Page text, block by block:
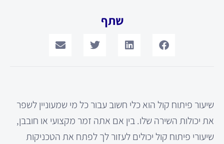
שתף
שיעור פיתוח קול הוא כלי חשוב עבור כל מי שמעוניין לשפר
את יכולות השירה שלו. בין אם אתה זמר מקצועי או חובבן,
שיעורי פיתוח קול יכולים לעזור לך לפתח את הטכניקות